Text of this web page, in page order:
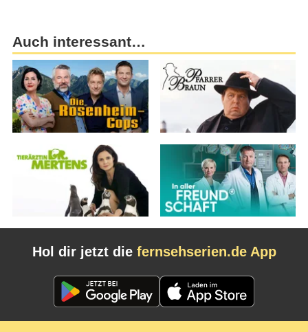
Auch interessant…
Hol dir jetzt die fernsehserien.de App